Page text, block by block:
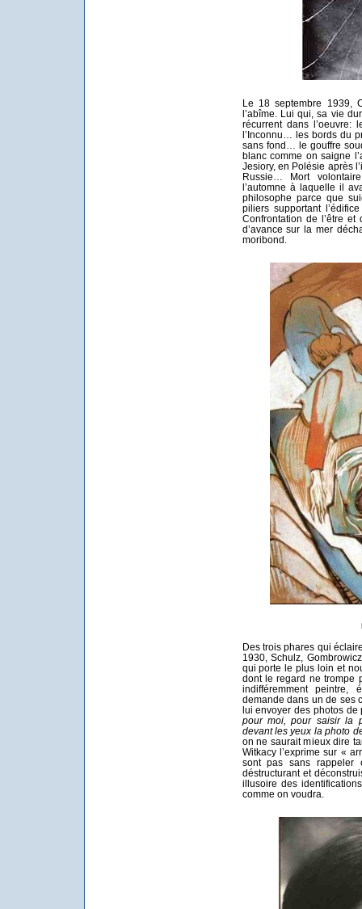
Le 18 septembre 1939,
l’abîme. Lui qui, sa vie
récurrent dans
l’Inconnu… les bords du
sans fond… le gouffre
blanc comme on saigne
Jesiory, en Polésie après
Russie… Mort
l’automne à laquelle il
philosophe parce que
piliers supportant
Confrontation de l’être
d’avance sur la mer
moribond.
Des trois phares qui
1930, Schulz,
qui porte le plus loin et
dont le regard ne trompe
indifféremment peintre,
demande dans un de ses
lui envoyer des photos
pour moi, pour saisir la
devant les yeux la photo
on ne saurait mieux dire
Witkacy l’exprime sur «
sont pas sans rappeler
déstructurant et
illusoire des
comme on voudra.